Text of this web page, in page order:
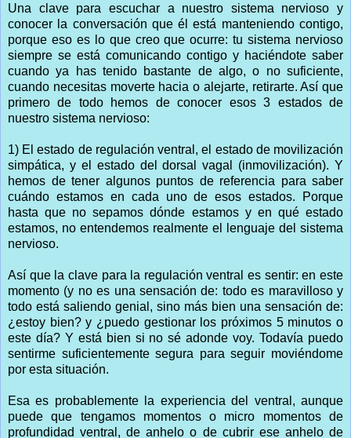
Una clave para escuchar a nuestro sistema nervioso y
conocer la conversación que él está manteniendo contigo,
porque eso es lo que creo que ocurre: tu sistema nervioso
siempre se está comunicando contigo y haciéndote saber
cuando ya has tenido bastante de algo, o no suficiente,
cuando necesitas moverte hacia o alejarte, retirarte. Así que
primero de todo hemos de conocer esos 3 estados de
nuestro sistema nervioso:
1) El estado de regulación ventral, el estado de movilización
simpática, y el estado del dorsal vagal (inmovilización). Y
hemos de tener algunos puntos de referencia para saber
cuándo estamos en cada uno de esos estados. Porque
hasta que no sepamos dónde estamos y en qué estado
estamos, no entendemos realmente el lenguaje del sistema
nervioso.
Así que la clave para la regulación ventral es sentir: en este
momento (y no es una sensación de: todo es maravilloso y
todo está saliendo genial, sino más bien una sensación de:
¿estoy bien? y ¿puedo gestionar los próximos 5 minutos o
este día? Y está bien si no sé adonde voy. Todavía puedo
sentirme suficientemente segura para seguir moviéndome
por esta situación.
Esa es probablemente la experiencia del ventral, aunque
puede que tengamos momentos o micro momentos de
profundidad ventral, de anhelo o de cubrir ese anhelo de